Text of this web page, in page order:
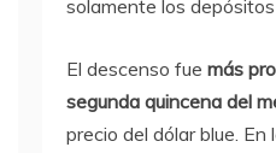
solamente los
El descenso fue más
segunda quincena del
precio del dólar blue. En